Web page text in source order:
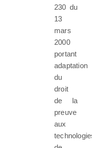
230 du
13
mars
2000
portant
adaptation
du
droit
de la
preuve
aux